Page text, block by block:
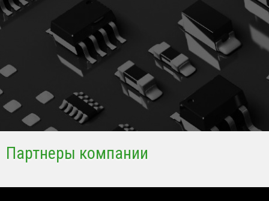
Партнеры компании